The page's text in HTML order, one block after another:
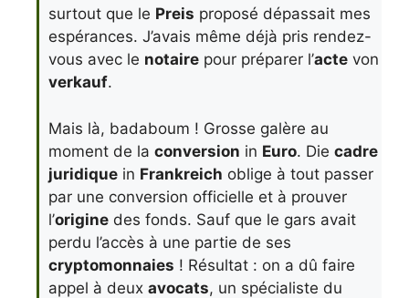
surtout que le Preis proposé dépassait mes
espérances. J’avais même déjà pris rendez-
vous avec le notaire pour préparer l’acte von
verkauf.
Mais là, badaboum ! Grosse galère au
moment de la conversion in Euro. Die cadre
juridique in Frankreich oblige à tout passer
par une conversion officielle et à prouver
l’origine des fonds. Sauf que le gars avait
perdu l’accès à une partie de ses
cryptomonnaies ! Résultat : on a dû faire
appel à deux avocats, un spécialiste du